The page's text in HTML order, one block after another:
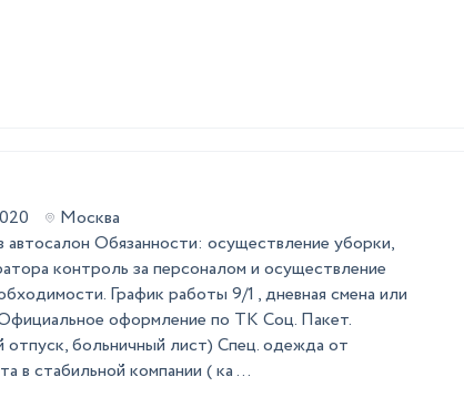
Москва
Обязанности: осуществление уборки,
контроль за персоналом и осуществление
График работы 9/1 , дневная смена или
оформление по ТК Соц. Пакет.
отпуск, больничный лист) Спец. одежда от
в стабильной компании ( ка ...